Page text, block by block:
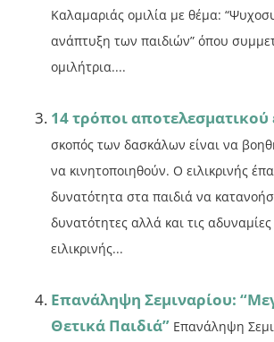
Καλαμαριάς ομιλία με θέμα:
ανάπτυξη των παιδιών” όπου
ομιλήτρια....
14 τρόποι αποτελεσματικού
σκοπός των δασκάλων είναι να
να κινητοποιηθούν. Ο ειλικρινής
δυνατότητα στα παιδιά να
δυνατότητες αλλά και τις
ειλικρινής...
Επανάληψη Σεμιναρίου:
Θετικά Παιδιά” Επανάληψη